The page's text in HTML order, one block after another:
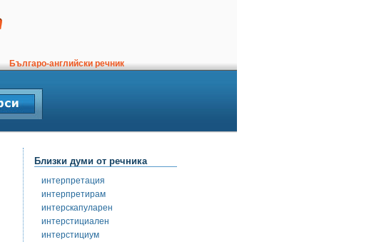
Българо-английски речник
Близки думи от речника
интерпретация
интерпретирам
интерскапуларен
интерстициален
интерстициум